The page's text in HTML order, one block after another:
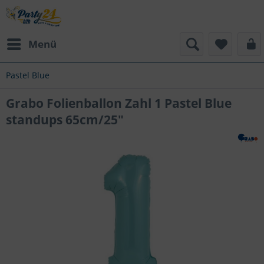
Menü
Pastel Blue
Grabo Folienballon Zahl 1 Pastel Blue
standups 65cm/25"